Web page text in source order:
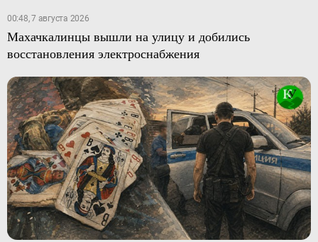
00:48, 7 августа 2026
Махачкалинцы вышли на улицу и добились
восстановления электроснабжения